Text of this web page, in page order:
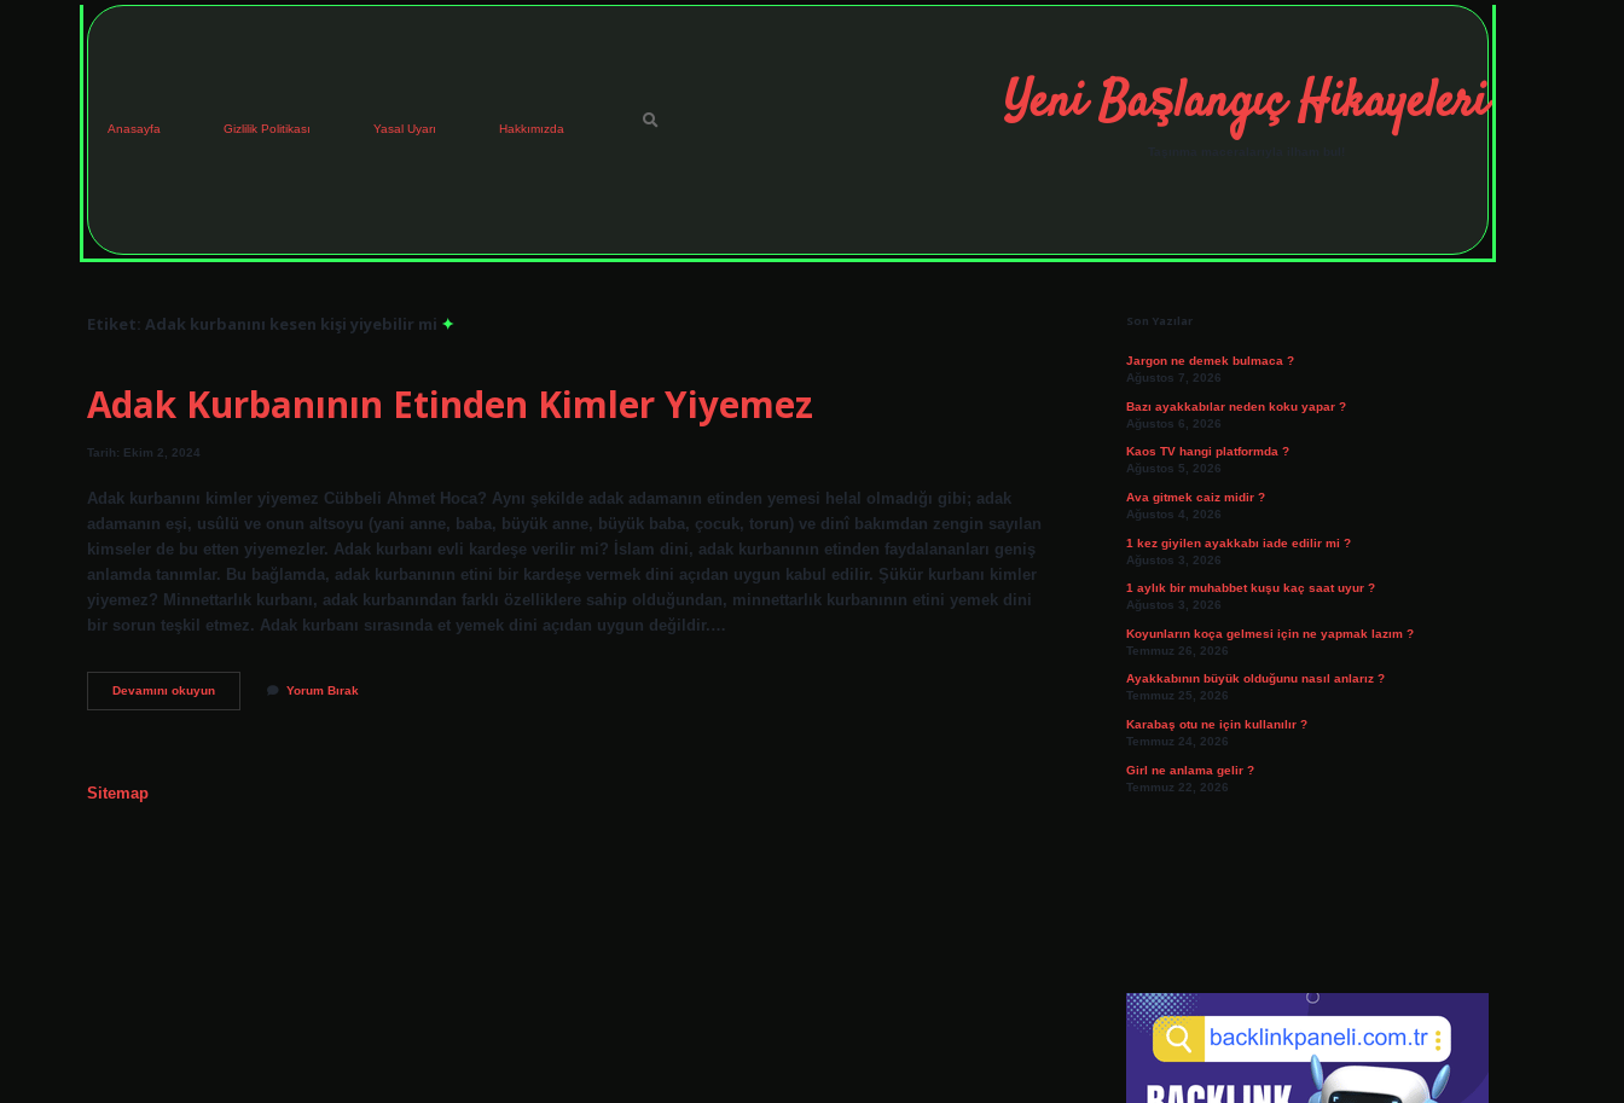
Anasayfa Gizlilik Politikası Yasal Uyarı Hakkımızda Yeni Başlangıç Hikayeleri
Etiket: Adak kurbanını kesen kişi yiyebilir mi
Adak Kurbanının Etinden Kimler Yiyemez
Tarih: Ekim 2, 2024
Adak kurbanını kimler yiyemez Cübbeli Ahmet Hoca? Aynı şekilde adak adamanın etinden yemesi helal olmadığı gibi; adak
adamanın eşi, usûlü ve onun altsoyu (yani anne, baba, büyük anne, büyük baba, çocuk, torun) ve dinî bakımdan zengin sayılan
kimseler de bu etten yiyemezler. Adak kurbanı evli kardeşe verilir mi? İslam dini, adak kurbanının etinden faydalananları geniş
anlamda tanımlar. Bu bağlamda, adak kurbanının etini bir kardeşe vermek dini açıdan uygun kabul edilir. Şükür kurbanı kimler
yiyemez? Minnettarlık kurbanı, adak kurbanından farklı özelliklere sahip olduğundan, minnettarlık kurbanının etini yemek dini
bir sorun teşkil etmez. Adak kurbanı sırasında et yemek dini açıdan uygun değildir.…
Devamını okuyunAdak
Kurbanının
Yorum Bırak
Sitemap
Son Yazılar
Jargon ne demek bulmaca ?
Ağustos 7, 2026
Bazı ayakkabılar neden koku yapar ?
Ağustos 6, 2026
Kaos TV hangi platformda ?
Ağustos 5, 2026
Ava gitmek caiz midir ?
Ağustos 4, 2026
1 kez giyilen ayakkabı iade edilir mi ?
Ağustos 3, 2026
1 aylık bir muhabbet kuşu kaç saat uyur ?
Ağustos 3, 2026
Koyunların koça gelmesi için ne yapmak lazım ?
Temmuz 26, 2026
Ayakkabının büyük olduğunu nasıl anlarız ?
Temmuz 25, 2026
Karabaş otu ne için kullanılır ?
Temmuz 24, 2026
Girl ne anlama gelir ?
Temmuz 22, 2026
tulipbetelexbett.net